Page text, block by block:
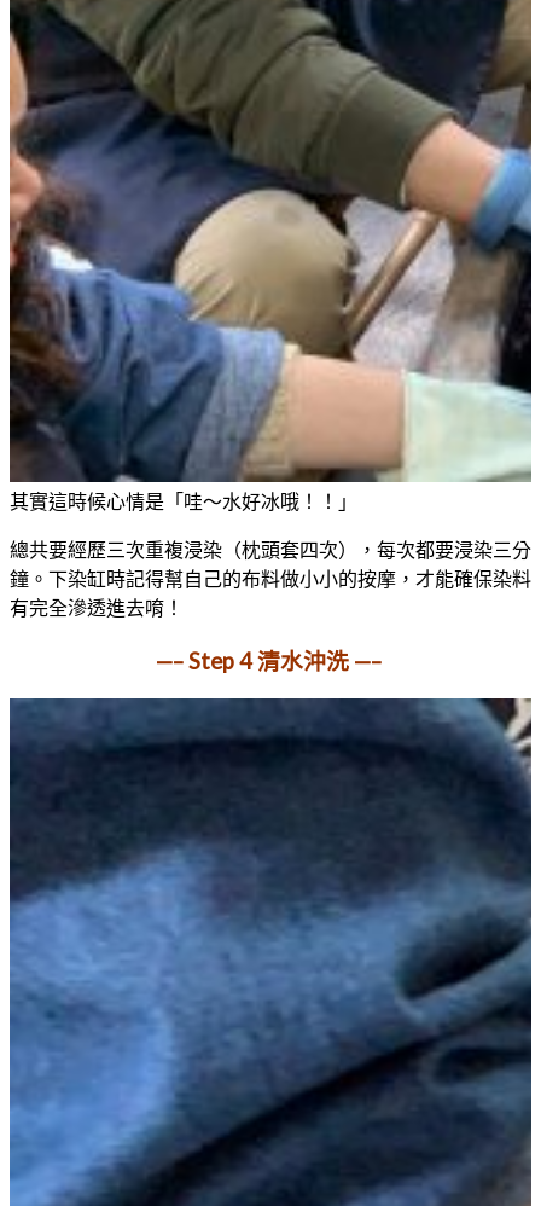
其實這時候心情是「哇～水好冰哦！！」
總共要經歷三次重複浸染（枕頭套四次），每次都要浸染三分
鐘。下染缸時記得幫自己的布料做小小的按摩，才能確保染料
有完全滲透進去唷！
—– Step 4 清水沖洗 —–